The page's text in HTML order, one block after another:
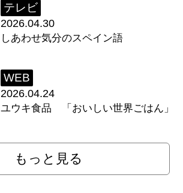
テレビ
2026.04.30
しあわせ気分のスペイン語
WEB
2026.04.24
ユウキ食品 「おいしい世界ごはん」
もっと見る